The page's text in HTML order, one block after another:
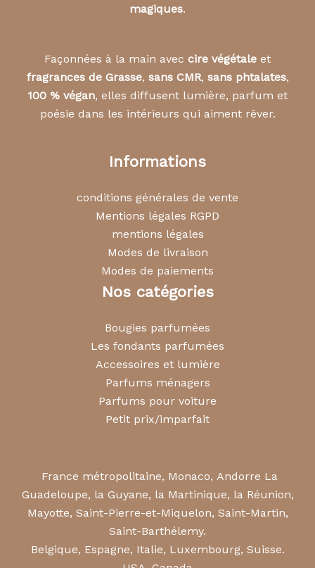
magiques.
Façonnées à la main avec cire végétale et
fragrances de Grasse, sans CMR, sans phtalates,
100 % végan, elles diffusent lumière, parfum et
poésie dans les intérieurs qui aiment rêver.
Informations
conditions générales de vente
Mentions légales RGPD
mentions légales
Modes de livraison
Modes de paiements
Nos catégories
Bougies parfumées
Les fondants parfumées
Accessoires et lumière
Parfums ménagers
Parfums pour voiture
Petit prix/imparfait
France métropolitaine, Monaco, Andorre La
Guadeloupe, la Guyane, la Martinique, la Réunion,
Mayotte, Saint-Pierre-et-Miquelon, Saint-Martin,
Saint-Barthélemy.
Belgique, Espagne, Italie, Luxembourg, Suisse.